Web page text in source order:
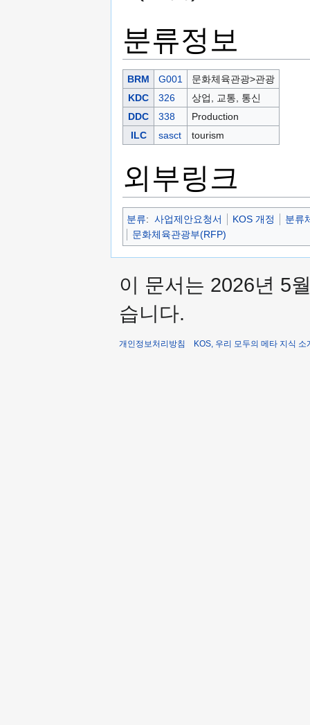
분류정보
BRM G001
문화체육관광>관광
KDC
326
상업, 교통, 통신
DDC
338
Production
ILC
sasct tourism
외부링크
분류: 사업제안요청서 KOS 개정
분류
문화체육관광부(RFP)
이 문서는 2026년 5
습니다.
개인정보처리방침 KOS, 우리 모두의 메타 지식 소